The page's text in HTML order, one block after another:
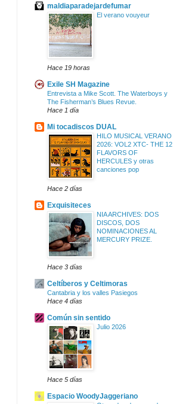
maldiaparadejardefumar
El verano vouyeur
Hace 19 horas
Exile SH Magazine
Entrevista a Mike Scott. The Waterboys y
The Fisherman’s Blues Revue.
Hace 1 día
Mi tocadiscos DUAL
HILO MUSICAL VERANO
2026: VOL2 XTC- THE 12
FLAVORS OF
HERCULES y otras
canciones pop
Hace 2 días
Exquisiteces
NIA ARCHIVES: DOS
DISCOS, DOS
NOMINACIONES AL
MERCURY PRIZE.
Hace 3 días
Celtíberos y Celtimoras
Cantabria y los valles Pasiegos
Hace 4 días
Común sin sentido
Julio 2026
Hace 5 días
Espacio WoodyJaggeriano